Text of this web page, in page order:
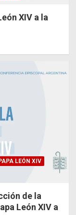
XIV a la
LEÓN XIV
de la
León XIV a